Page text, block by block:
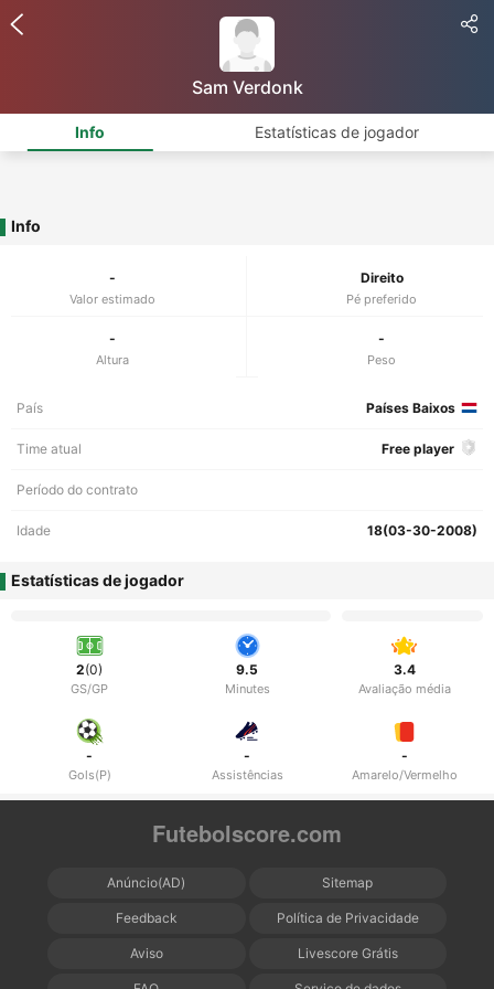
Sam Verdonk
Info Estatísticas de jogador
Info
-
Valor estimado
Direito
Pé preferido
-
Altura
-
Peso
País Países Baixos
Time atual Free player
Período do contrato
Idade 18(03-30-2008)
Estatísticas de jogador
2(0)
GS/GP
9.5
Minutes
3.4
Avaliação média
-
Gols(P)
-
Assistências
-
Amarelo/Vermelho
Futebolscore.com
Anúncio(AD) Sitemap
Feedback Política de Privacidade
Aviso Livescore Grátis